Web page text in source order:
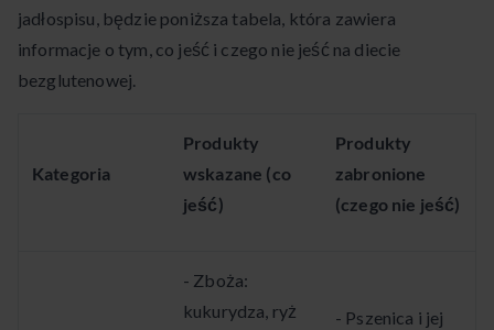
jadłospisu, będzie poniższa tabela, która zawiera
informacje o tym, co jeść i czego nie jeść na diecie
bezglutenowej.
Kategoria
Produkty
wskazane (co
jeść)
Produkty
zabronione
(czego nie jeść)
- Zboża:
kukurydza, ryż
- Pszenica i jej